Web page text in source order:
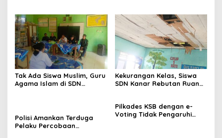
Tak Ada Siswa Muslim, Guru
Agama Islam di SDN
Kekurangan Kelas, Siswa
SDN Kanar Rebutan Ruang
Polisi Amankan Terduga
Pelaku Percobaan
Pilkades KSB dengan e-
Voting Tidak Pengaruhi